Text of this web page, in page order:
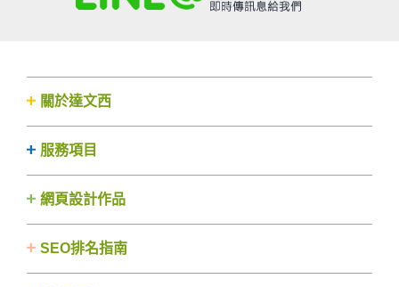
關於達文西
服務項目
網頁設計作品
SEO排名指南